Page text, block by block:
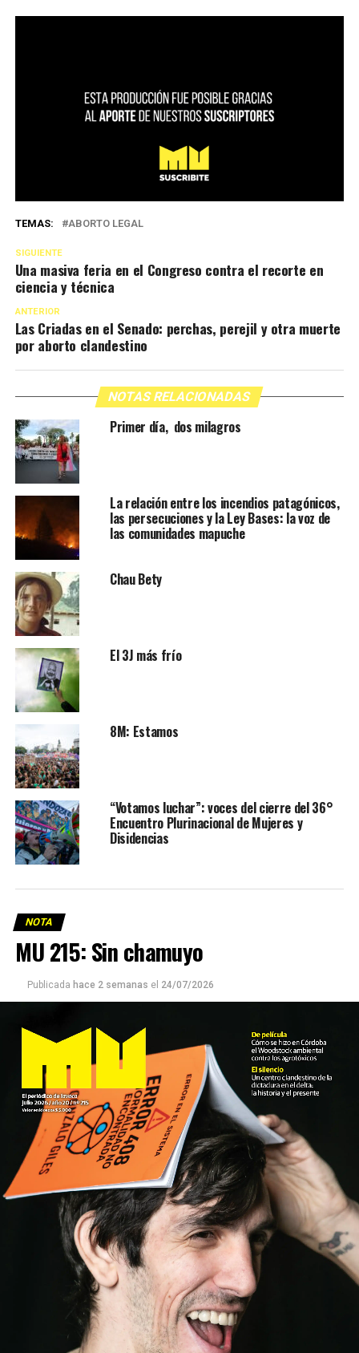
TEMAS: ABORTO LEGAL
SIGUIENTE
Una masiva feria en el Congreso contra el recorte en
ciencia y técnica
ANTERIOR
Las Criadas en el Senado: perchas, perejil y otra muerte
por aborto clandestino
NOTAS RELACIONADAS
Primer día, dos milagros
La relación entre los incendios patagónicos,
las persecuciones y la Ley Bases: la voz de
las comunidades mapuche
Chau Bety
El 3J más frío
8M: Estamos
“Votamos luchar”: voces del cierre del 36°
Encuentro Plurinacional de Mujeres y
Disidencias
NOTA
MU 215: Sin chamuyo
Publicada hace 2 semanas el 24/07/2026